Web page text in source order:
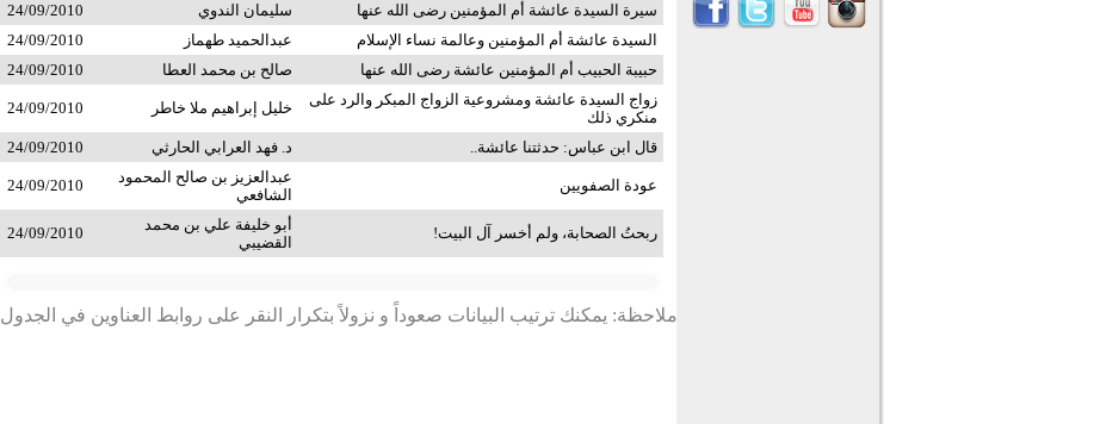
سيرة السيدة عائشة أم المؤمنين رضى الله عنها
سليمان الندوي 24/09/2010
السيدة عائشة أم المؤمنين وعالمة نساء الإسلام
عبدالحميد طهماز 24/09/2010
حبيبة الحبيب أم المؤمنين عائشة رضى الله عنها
صالح بن محمد العطا 24/09/2010
زواج السيدة عائشة ومشروعية الزواج المبكر والرد على
منكري ذلك
خليل إبراهيم ملا خاطر 24/09/2010
قال ابن عباس: حدثتنا عائشة.. د. فهد العرابي الحارثي 24/09/2010
عودة الصفويين
عبدالعزيز بن صالح المحمود
الشافعي
24/09/2010
ربحتُ الصحابة، ولم أخسر آل البيت!
أبو خليفة علي بن محمد
القضيبي
24/09/2010
ملاحظة: يمكنك ترتيب البيانات صعوداً و نزولاً بتكرار النقر على روابط العناوين في الجدول
أكثر من 400 طالب يشاركون في
مسابقة المعلومات الإسلامية